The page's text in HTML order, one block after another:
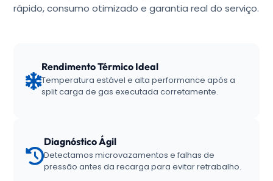
rápido, consumo otimizado e garantia real do serviço.
Rendimento Térmico Ideal
Temperatura estável e alta performance após a
split carga de gas executada corretamente.
Diagnóstico Ágil
Detectamos microvazamentos e falhas de
pressão antes da recarga para evitar retrabalho.